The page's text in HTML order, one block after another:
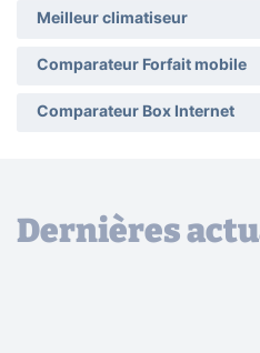
Meilleur climatiseur
Comparateur Forfait mobile
Comparateur Box Internet
Dernières